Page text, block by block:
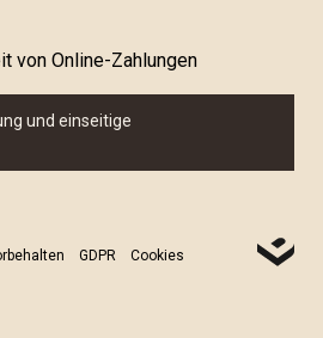
von Online-Zahlungen
und einseitige
GDPR Cookies